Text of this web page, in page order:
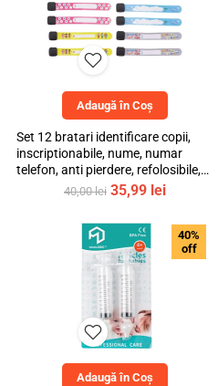
Adaugă în Coș
Set 12 bratari identificare copii,
inscriptionabile, nume, numar
telefon, anti pierdere, refolosibile,
multicolor, bebeLOGIC™
40,00lei Prețul
a
fost:
40,00 lei.
35,99 leiPrețul
este:
35,99 lei.
40%
off
Adaugă în Coș